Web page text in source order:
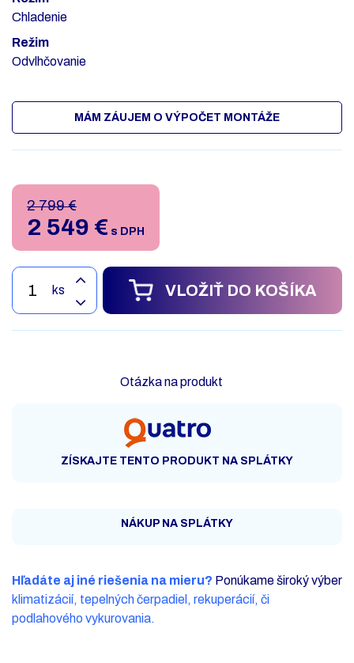
Chladenie
Režim
Odvlhčovanie
MÁM ZÁUJEM O VÝPOČET MONTÁŽE
2 799 €
2 549 € s DPH
ks VLOŽIŤ DO KOŠÍKA
Otázka na produkt
ZÍSKAJTE TENTO PRODUKT NA SPLÁTKY
NÁKUP NA SPLÁTKY
Hľadáte aj iné riešenia na mieru? Ponúkame široký výber
klimatizácií, tepelných čerpadiel, rekuperácií, či
podlahového vykurovania.